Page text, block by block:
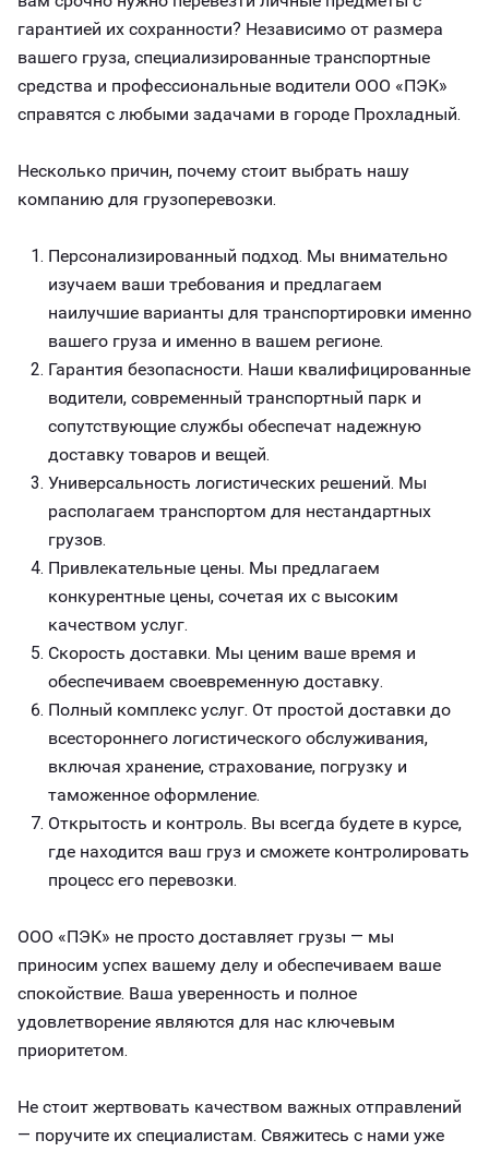
гарантией их сохранности? Независимо от размера
вашего груза, специализированные транспортные
средства и профессиональные водители ООО «ПЭК»
справятся с любыми задачами в городе Прохладный.
Несколько причин, почему стоит выбрать нашу
компанию для грузоперевозки.
Персонализированный подход. Мы внимательно
изучаем ваши требования и предлагаем
наилучшие варианты для транспортировки именно
вашего груза и именно в вашем регионе.
Гарантия безопасности. Наши квалифицированные
водители, современный транспортный парк и
сопутствующие службы обеспечат надежную
доставку товаров и вещей.
Универсальность логистических решений. Мы
располагаем транспортом для нестандартных
грузов.
Привлекательные цены. Мы предлагаем
конкурентные цены, сочетая их с высоким
качеством услуг.
Скорость доставки. Мы ценим ваше время и
обеспечиваем своевременную доставку.
Полный комплекс услуг. От простой доставки до
всестороннего логистического обслуживания,
включая хранение, страхование, погрузку и
таможенное оформление.
Открытость и контроль. Вы всегда будете в курсе,
где находится ваш груз и сможете контролировать
процесс его перевозки.
ООО «ПЭК» не просто доставляет грузы — мы
приносим успех вашему делу и обеспечиваем ваше
спокойствие. Ваша уверенность и полное
удовлетворение являются для нас ключевым
приоритетом.
Не стоит жертвовать качеством важных отправлений
— поручите их специалистам. Свяжитесь с нами уже